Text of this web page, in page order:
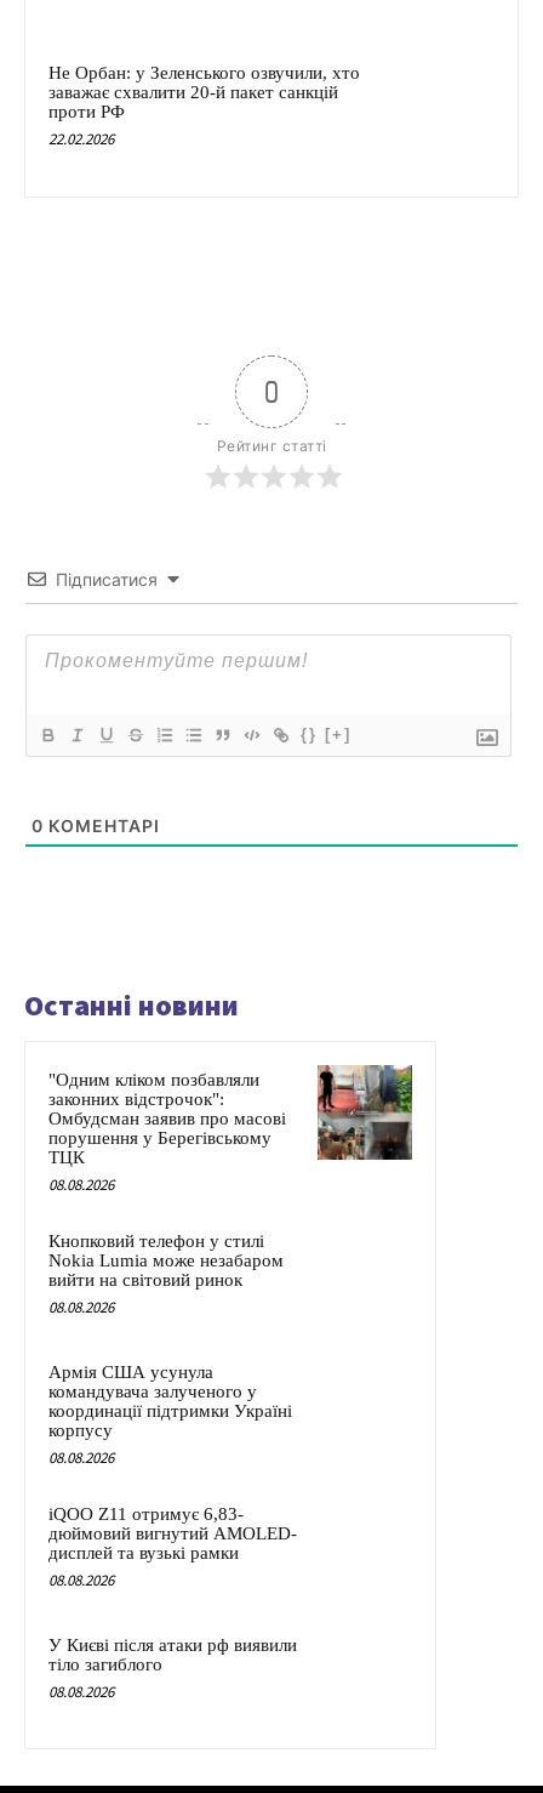
Не Орбан: у Зеленського озвучили, хто
заважає схвалити 20-й пакет санкцій
проти РФ
22.02.2026
0
Рейтинг статті
Підписатися
{} [+]
0 КОМЕНТАРІ
Останні новини
"Одним кліком позбавляли
законних відстрочок":
Омбудсман заявив про масові
порушення у Берегівському
ТЦК
08.08.2026
Кнопковий телефон у стилі
Nokia Lumia може незабаром
вийти на світовий ринок
08.08.2026
Армія США усунула
командувача залученого у
координації підтримки Україні
корпусу
08.08.2026
iQOO Z11 отримує 6,83-
дюймовий вигнутий AMOLED-
дисплей та вузькі рамки
08.08.2026
У Києві після атаки рф виявили
тіло загиблого
08.08.2026